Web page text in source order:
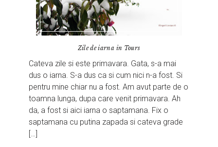
Zile de iarna in Tours
Cateva zile si este primavara. Gata, s-a mai
dus o iarna. S-a dus ca si cum nici n-a fost. Si
pentru mine chiar nu a fost. Am avut parte de o
toamna lunga, dupa care venit primavara. Ah
da, a fost si aici iarna o saptamana. Fix o
saptamana cu putina zapada si cateva grade
[…]